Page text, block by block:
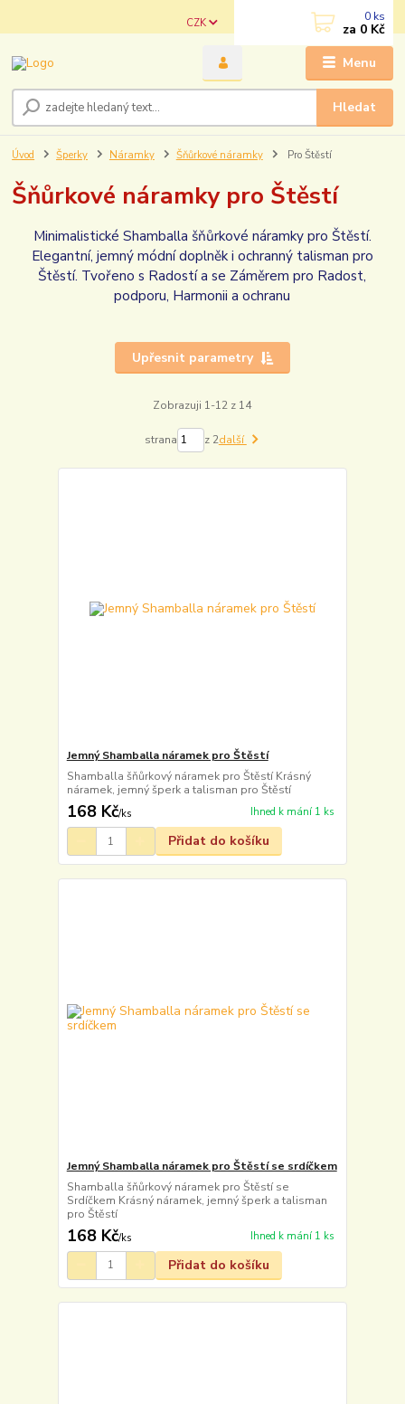
Menu
CZK
Hledat
0 ks
za 0 Kč
Úvod Šperky Náramky Šňůrkové náramky Pro Štěstí
Šňůrkové náramky pro Štěstí
Minimalistické Shamballa šňůrkové náramky pro Štěstí.
Elegantní, jemný módní doplněk i ochranný talisman pro
Štěstí. Tvořeno s Radostí a se Záměrem pro Radost,
podporu, Harmonii a ochranu
Upřesnit parametry
Zobrazuji 1-12 z 14
strana z 2další
Jemný Shamballa náramek pro Štěstí
Shamballa šňůrkový náramek pro Štěstí Krásný
náramek, jemný šperk a talisman pro Štěstí
168 Kč/ks Ihned k mání 1 ks
Přidat do košíku
Jemný Shamballa náramek pro Štěstí se srdíčkem
Shamballa šňůrkový náramek pro Štěstí se
Srdíčkem Krásný náramek, jemný šperk a talisman
pro Štěstí
168 Kč/ks Ihned k mání 1 ks
Přidat do košíku